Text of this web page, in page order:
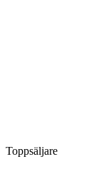
Toppsäljare